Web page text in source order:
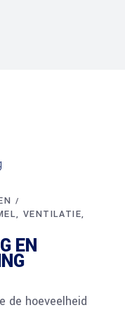
VENTILATIE
EN
de hoeveelheid